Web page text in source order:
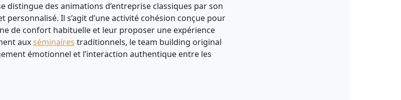
distingue des animations d’entreprise classiques par son
personnalisé. Il s’agit d’une activité cohésion conçue pour
de confort habituelle et leur proposer une expérience
aux séminaires traditionnels, le team building original
émotionnel et l’interaction authentique entre les